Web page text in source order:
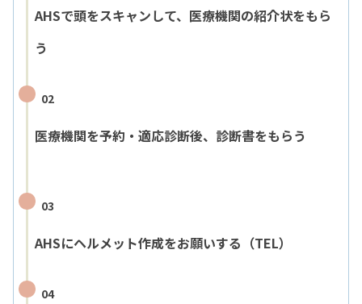
AHSで頭をスキャンして、医療機関の紹介状をもら
う
02
医療機関を予約・適応診断後、診断書をもらう
03
AHSにヘルメット作成をお願いする（TEL）
04